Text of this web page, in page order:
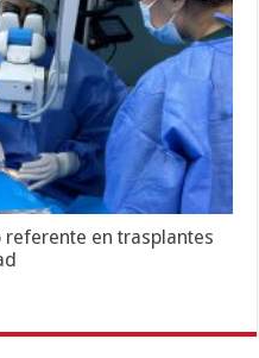
referente en trasplantes